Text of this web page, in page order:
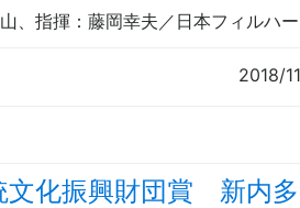
、 指揮 ：藤岡幸夫／日本フィルハ
2018/
化振興財団賞 新内多